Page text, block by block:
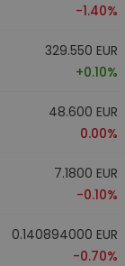
-1.40%
329.550 EUR
+0.10%
48.600 EUR
0.00%
7.1800 EUR
-0.10%
0.140894000 EUR
-0.70%